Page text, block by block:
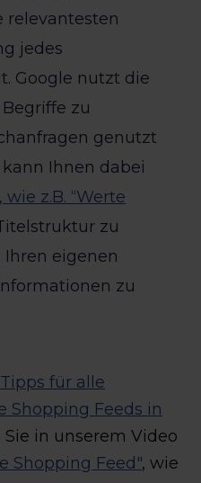
relevantesten
jedes
Google nutzt die
zu
genutzt
Ihnen dabei
wie z.B. “Werte
zu
eigenen
zu
für alle
Shopping Feeds in
Sie in unserem Video
Shopping Feed", wie